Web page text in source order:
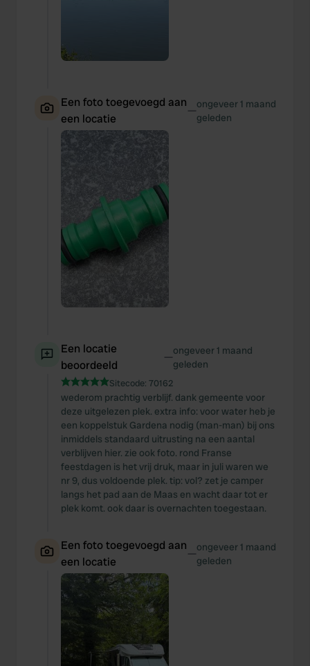
Een foto toegevoegd aan
een locatie
—ongeveer 1 maand
geleden
Een locatie
beoordeeld
—ongeveer 1 maand
geleden
Sitecode: 70162
wederom prachtig verblijf. dank gemeente voor
deze uitgelezen plek. extra info: voor water heb je
een koppelstuk Gardena nodig (man-man) bij ons
inmiddels standaard uitrusting na een aantal
verblijven hier. zie ook foto. rond Franse
feestdagen is het vrij druk, maar in juli waren we
nr 9, dus voldoende plek. tip: vol? zet je camper
langs het pad aan de Maas en wacht daar tot er
plek komt. ook daar is overnachten toegestaan.
Een foto toegevoegd aan
een locatie
—ongeveer 1 maand
geleden